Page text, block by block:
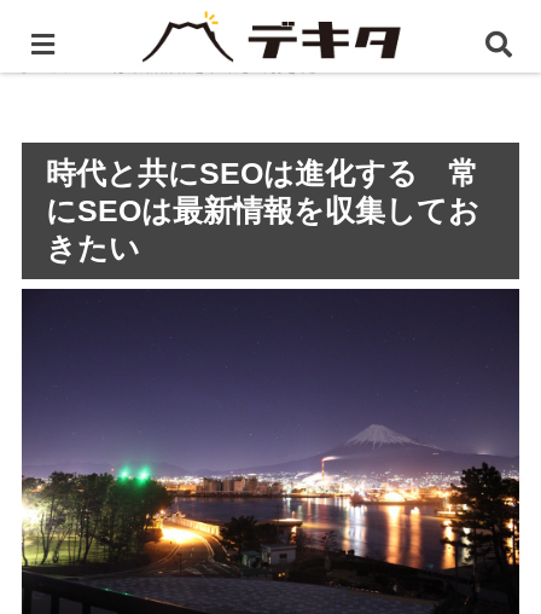
ホーム 静岡県のSEO対策
時代と共にSEOは進化す
る 常にSEOは最新情報を収集しておきたい
時代と共にSEOは進化する 常
にSEOは最新情報を収集してお
きたい